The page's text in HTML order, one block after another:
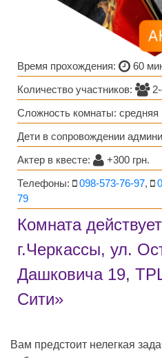
Время прохождения:
60
Количество участников:
2-
Сложность комнаты: средняя
Дети в сопровождении
Актер в квесте:
+300 грн.
Телефоны:
098-573-76-97,
79
Комната
г.Черкассы, ул.
Дашковича 19,
Сити»
Вам предстоит нелегкая